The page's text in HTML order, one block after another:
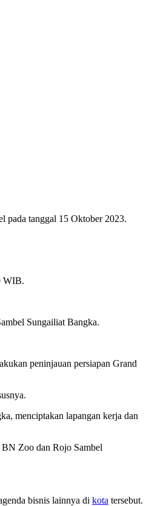
pada tanggal 15 Oktober 2023.
WIB.
Sungailiat Bangka.
peninjauan persiapan Grand
menciptakan lapangan kerja dan
BN Zoo dan Rojo Sambel
bisnis lainnya di kota tersebut.